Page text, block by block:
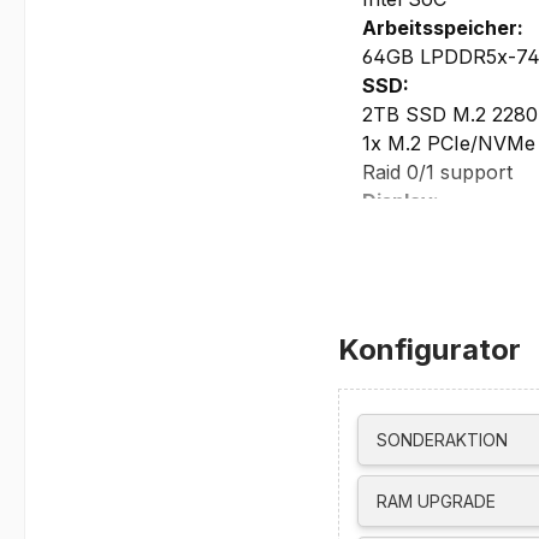
Arbeitsspeicher:
64GB LPDDR5x-
SSD:
2TB SSD M.2
1x M.2 PCIe/
Raid 0/1 support
Display:
16” Display anti-
sRGB Color
Blue Light, X-Rite
NVIDIA GeForce
DirectX 12
3x
Maximale
Thunderbolt 4,
Konfigurator
SONDERAKTION
RAM UPGRADE